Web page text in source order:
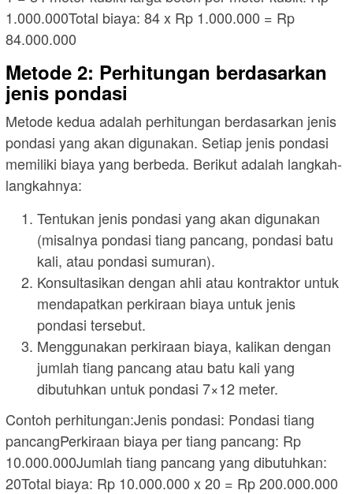
1.000.000Total biaya: 84 x Rp 1.000.000 = Rp
84.000.000
Metode 2: Perhitungan berdasarkan
jenis pondasi
Metode kedua adalah perhitungan berdasarkan jenis
pondasi yang akan digunakan. Setiap jenis pondasi
memiliki biaya yang berbeda. Berikut adalah langkah-
langkahnya:
Tentukan jenis pondasi yang akan digunakan
(misalnya pondasi tiang pancang, pondasi batu
kali, atau pondasi sumuran).
Konsultasikan dengan ahli atau kontraktor untuk
mendapatkan perkiraan biaya untuk jenis
pondasi tersebut.
Menggunakan perkiraan biaya, kalikan dengan
jumlah tiang pancang atau batu kali yang
dibutuhkan untuk pondasi 7×12 meter.
Contoh perhitungan:Jenis pondasi: Pondasi tiang
pancangPerkiraan biaya per tiang pancang: Rp
10.000.000Jumlah tiang pancang yang dibutuhkan:
20Total biaya: Rp 10.000.000 x 20 = Rp 200.000.000